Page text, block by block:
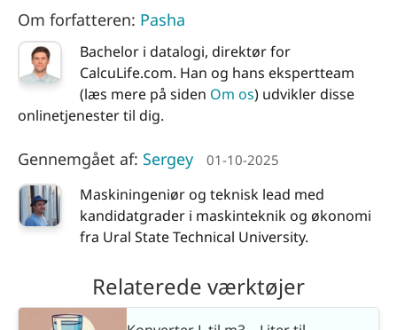
Om forfatteren: Pasha
Bachelor i datalogi, direktør for
CalcuLife.com. Han og hans ekspertteam
(læs mere på siden Om os) udvikler disse
onlinetjenester til dig.
Gennemgået af: Sergey 01-10-2025
Maskiningeniør og teknisk lead med
kandidatgrader i maskinteknik og økonomi
fra Ural State Technical University.
Relaterede værktøjer